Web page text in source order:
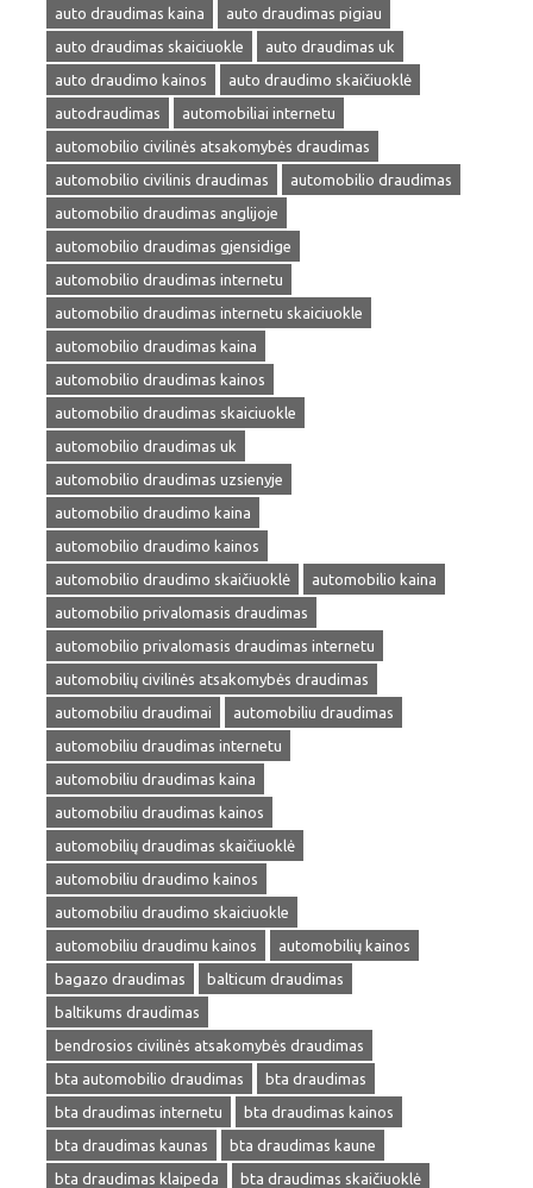
auto draudimas kaina
auto draudimas pigiau
auto draudimas skaiciuokle
auto draudimas uk
auto draudimo kainos
auto draudimo skaičiuoklė
autodraudimas
automobiliai internetu
automobilio civilinės atsakomybės draudimas
automobilio civilinis draudimas
automobilio draudimas
automobilio draudimas anglijoje
automobilio draudimas gjensidige
automobilio draudimas internetu
automobilio draudimas internetu skaiciuokle
automobilio draudimas kaina
automobilio draudimas kainos
automobilio draudimas skaiciuokle
automobilio draudimas uk
automobilio draudimas uzsienyje
automobilio draudimo kaina
automobilio draudimo kainos
automobilio draudimo skaičiuoklė
automobilio kaina
automobilio privalomasis draudimas
automobilio privalomasis draudimas internetu
automobilių civilinės atsakomybės draudimas
automobiliu draudimai
automobiliu draudimas
automobiliu draudimas internetu
automobiliu draudimas kaina
automobiliu draudimas kainos
automobilių draudimas skaičiuoklė
automobiliu draudimo kainos
automobiliu draudimo skaiciuokle
automobiliu draudimu kainos
automobilių kainos
bagazo draudimas
balticum draudimas
baltikums draudimas
bendrosios civilinės atsakomybės draudimas
bta automobilio draudimas
bta draudimas
bta draudimas internetu
bta draudimas kainos
bta draudimas kaunas
bta draudimas kaune
bta draudimas klaipeda
bta draudimas skaičiuoklė